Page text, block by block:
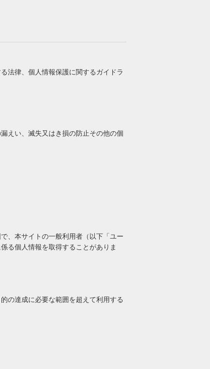
法律、個人情報保護に関するガイドラ
えい、滅失又はき損の防止その他の個
、本サイトの一般利用者（以下「ユー
る個人情報を取得することがありま
の達成に必要な範囲を超えて利用する